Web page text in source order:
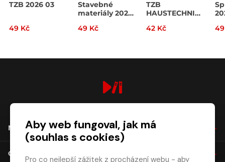
TZB 2026 03
49 Kč
Stavebné
materiály 2026
49 Kč
TZB
HAUSTECHNIK
42 Kč
NÁKUP
O SPOLEČNOSTI
Aby web fungoval, jak má
(souhlas s cookies)
Pro co nejlepší zážitek z procházení webu - aby